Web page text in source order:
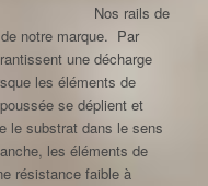
Nos rails de
notre marque. Par
une décharge
les éléments de
se déplient et
le substrat dans le sens
les éléments de
résistance faible à